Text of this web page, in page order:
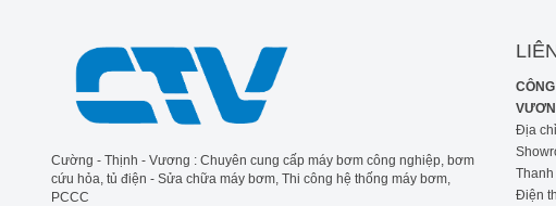
Cường - Thịnh - Vương : Chuyên cung cấp máy bơm công nghiệp, bơm
cứu hỏa, tủ điện - Sửa chữa máy bơm, Thi công hệ thống máy bơm,
PCCC
Địa
Thanh
Điện